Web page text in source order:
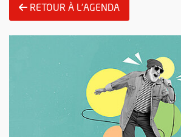
RETOUR À L'AGENDA